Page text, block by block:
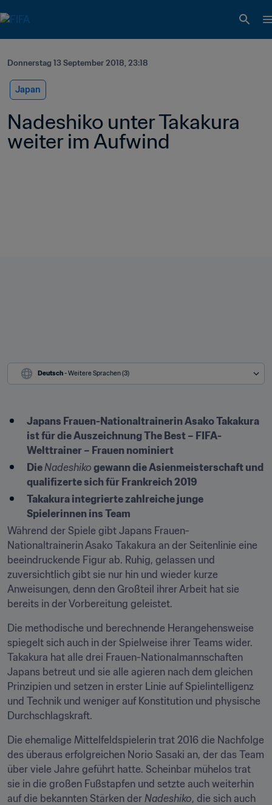
Donnerstag 13 September 2018, 23:18
Japan
Nadeshiko unter Takakura
weiter im Aufwind
Deutsch - Weitere Sprachen (3)
Japans Frauen-Nationaltrainerin Asako Takakura
ist für die Auszeichnung The Best – FIFA-
Welttrainer – Frauen nominiert
Die Nadeshiko gewann die Asienmeisterschaft und
qualifizerte sich für Frankreich 2019
Takakura integrierte zahlreiche junge
Spielerinnen ins Team
Während der Spiele gibt Japans Frauen-
Nationaltrainerin Asako Takakura an der Seitenlinie eine
beeindruckende Figur ab. Ruhig, gelassen und
zuversichtlich gibt sie nur hin und wieder kurze
Anweisungen, denn den Großteil ihrer Arbeit hat sie
bereits in der Vorbereitung geleistet.
Die methodische und berechnende Herangehensweise
spiegelt sich auch in der Spielweise ihrer Teams wider.
Takakura hat alle drei Frauen-Nationalmannschaften
Japans betreut und sie alle agieren nach dem gleichen
Prinzipien und setzen in erster Linie auf Spielintelligenz
und Technik und weniger auf Konstitution und physische
Durchschlagskraft.
Die ehemalige Mittelfeldspielerin trat 2016 die Nachfolge
des überaus erfolgreichen Norio Sasaki an, der das Team
über viele Jahre geführt hatte. Scheinbar mühelos trat
sie in die großen Fußstapfen und setzte auch weiterhin
auf die bekannten Stärken der Nadeshiko, die sich auch